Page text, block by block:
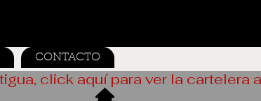
CONTACTO